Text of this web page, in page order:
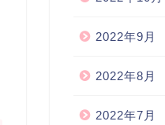
2022年9月
2022年8月
2022年7月